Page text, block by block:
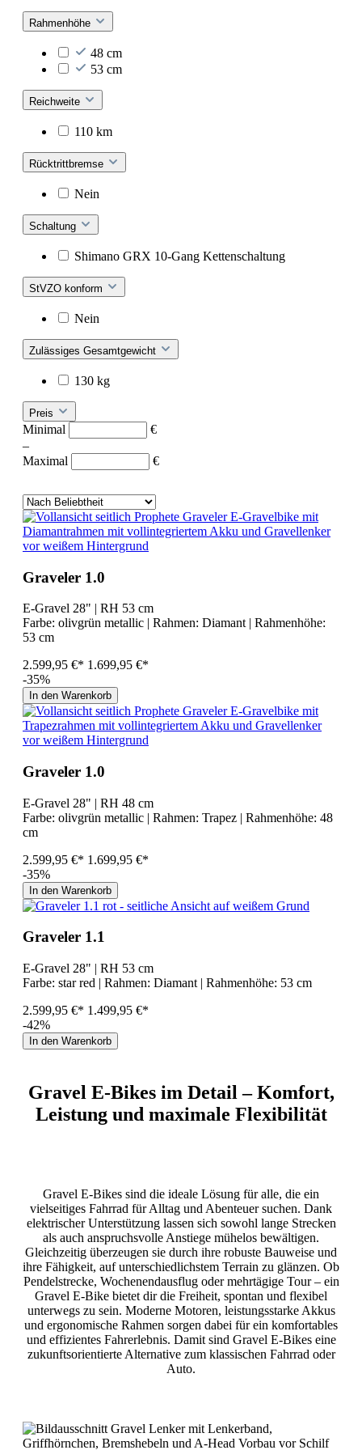
Rahmenhöhe
48 cm
53 cm
Reichweite
110 km
Rücktrittbremse
Nein
Schaltung
Shimano GRX 10-Gang Kettenschaltung
StVZO konform
Nein
Zulässiges Gesamtgewicht
130 kg
Preis
Minimal
€
–
Maximal
€
Graveler 1.0
E-Gravel 28" | RH 53 cm
Farbe: olivgrün metallic | Rahmen: Diamant | Rahmenhöhe:
53 cm
2.599,95 €* 1.699,95 €*
-35%
In den Warenkorb
Graveler 1.0
E-Gravel 28" | RH 48 cm
Farbe: olivgrün metallic | Rahmen: Trapez | Rahmenhöhe: 48
cm
2.599,95 €* 1.699,95 €*
-35%
In den Warenkorb
Graveler 1.1
E-Gravel 28" | RH 53 cm
Farbe: star red | Rahmen: Diamant | Rahmenhöhe: 53 cm
2.599,95 €* 1.499,95 €*
-42%
In den Warenkorb
Gravel E-Bikes im Detail – Komfort,
Leistung und maximale Flexibilität
Gravel E-Bikes sind die ideale Lösung für alle, die ein
vielseitiges Fahrrad für Alltag und Abenteuer suchen. Dank
elektrischer Unterstützung lassen sich sowohl lange Strecken
als auch anspruchsvolle Anstiege mühelos bewältigen.
Gleichzeitig überzeugen sie durch ihre robuste Bauweise und
ihre Fähigkeit, auf unterschiedlichstem Terrain zu glänzen. Ob
Pendelstrecke, Wochenendausflug oder mehrtägige Tour – ein
Gravel E-Bike bietet dir die Freiheit, spontan und flexibel
unterwegs zu sein. Moderne Motoren, leistungsstarke Akkus
und ergonomische Rahmen sorgen dabei für ein komfortables
und effizientes Fahrerlebnis. Damit sind Gravel E-Bikes eine
zukunftsorientierte Alternative zum klassischen Fahrrad oder
Auto.